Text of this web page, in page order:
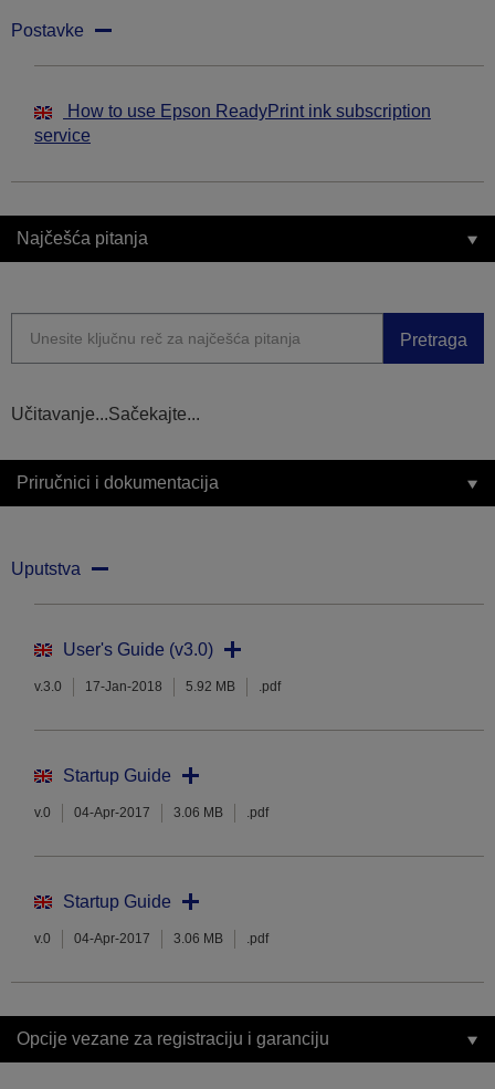
Postavke
How to use Epson ReadyPrint ink subscription
service
Najčešća pitanja
Pretraga
Učitavanje...Sačekajte...
Priručnici i dokumentacija
Uputstva
User's Guide (v3.0)
v.3.0 17-Jan-2018 5.92 MB .pdf
Startup Guide
v.0 04-Apr-2017 3.06 MB .pdf
Startup Guide
v.0 04-Apr-2017 3.06 MB .pdf
Opcije vezane za registraciju i garanciju